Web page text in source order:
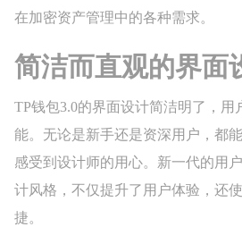
在加密资产管理中的各种需求。
简洁而直观的界面
TP钱包3.0的界面设计简洁明了，用
能。无论是新手还是资深用户，都
感受到设计师的用心。新一代的用
计风格，不仅提升了用户体验，还
捷。